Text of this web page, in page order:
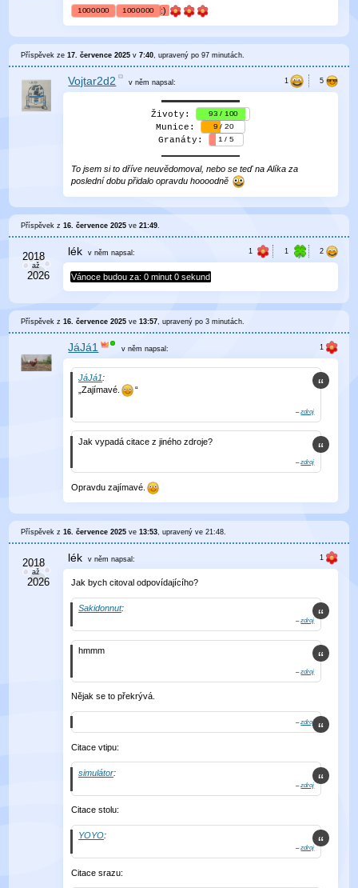
1000000 1000000 :)
Příspěvek ze17. července 2025 v7:40 , upravenýpo 97 minutách
Vojtar2d2 v němnapsal:
Životy: 93 / 100
Munice: 9 / 20
Granáty: 1 / 5
To jsem si to dříve neuvědomoval, nebo se teď na Alíka za
poslední dobu přidalo opravdu hoooodně
Příspěvek z16. července 2025 ve21:49.
lék v něm napsal:
Vánoce budou za:0 minut 0 sekund
Příspěvek z16. července 2025 ve13:57, upravenýpo 3 minutách.
JáJá1 v něm napsal:
JáJá1:
„Zajímavé.
“
–zdroj
Jak vypadá citace z jiného zdroje?
–zdroj
Opravdu zajímavé.
Příspěvek z16. července 2025 ve13:53 , upravený ve21:48
lék v něm napsal:
Jak bych citoval odpovídajícího?
Sakidonnut:
–zdroj
hmmm
–zdroj
Nějak se to překrývá.
–zdroj
Citace vtipu:
simulátor:
–zdroj
Citace stolu:
YOYO:
–zdroj
Citace srazu: